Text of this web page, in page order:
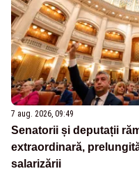
7 aug. 2026, 09:49
Senatorii și deputații
extraordinară,
salarizării